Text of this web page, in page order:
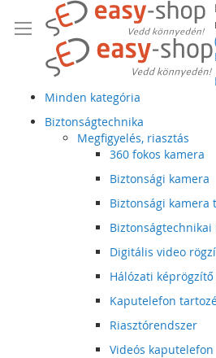
Minden kategória
Biztonságtechnika
Megfigyelés, riasztás
360 fokos kamera
Biztonsági kamera
Biztonsági kamera
Digitális video
Hálózati képrögzítő
Kaputelefon
Riasztórendszer
Videós kaputelefon